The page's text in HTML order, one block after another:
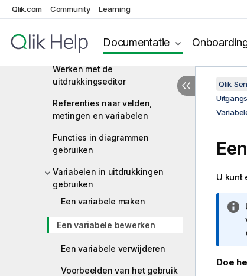
Qlik.com Community Learning
Documentatie
Hergebruiken van
bedrijfsmiddelen met masteritems
Uitdrukkingen gebruiken in
visualisaties
Werken met de
uitdrukkingseditor
Referenties naar velden,
metingen en variabelen
Functies in diagrammen
gebruiken
Variabelen in uitdrukkingen
gebruiken
Een variabele maken
Een variabele bewerken
Een variabele verwijderen
Voorbeelden van het gebruik
Qlik
U kunt
I
Doe